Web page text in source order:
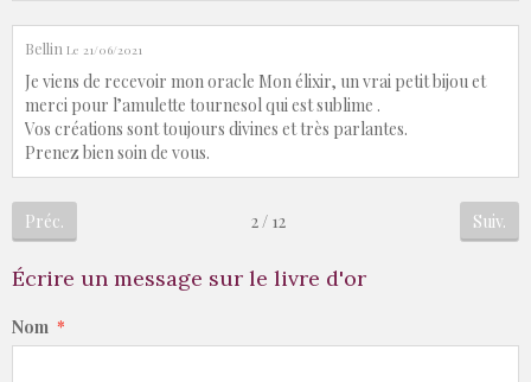
Bellin Le 21/06/2021
Je viens de recevoir mon oracle Mon élixir, un vrai petit bijou et
merci pour l’amulette tournesol qui est sublime .
Vos créations sont toujours divines et très parlantes.
Prenez bien soin de vous.
Préc. 2 / 12 Suiv.
Écrire un message sur le livre d'or
Nom